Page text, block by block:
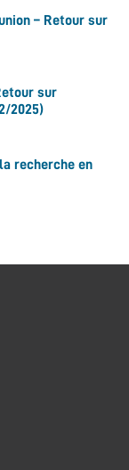
– Retour sur
sur
2025)
recherche en